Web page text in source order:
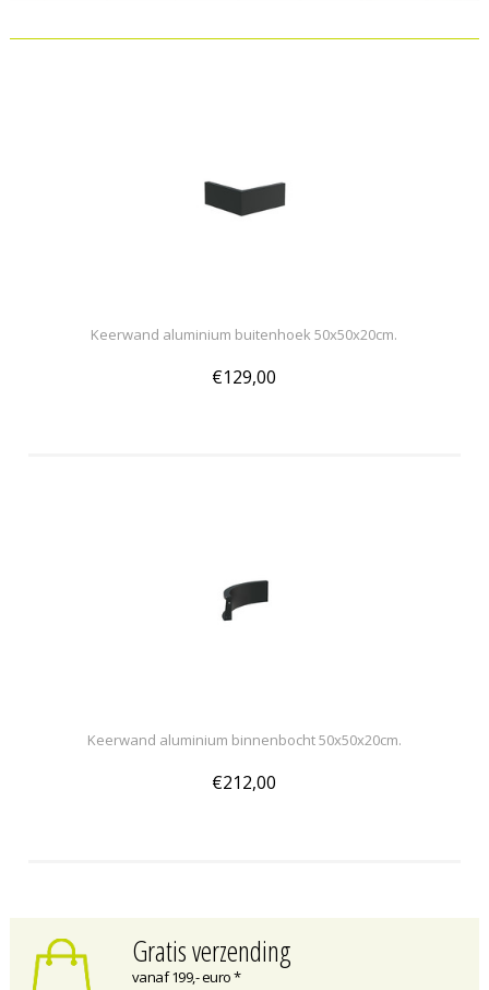
Keerwand aluminium buitenhoek 50x50x20cm.
€129,00
Keerwand aluminium binnenbocht 50x50x20cm.
€212,00
Gratis verzending
vanaf 199,- euro *